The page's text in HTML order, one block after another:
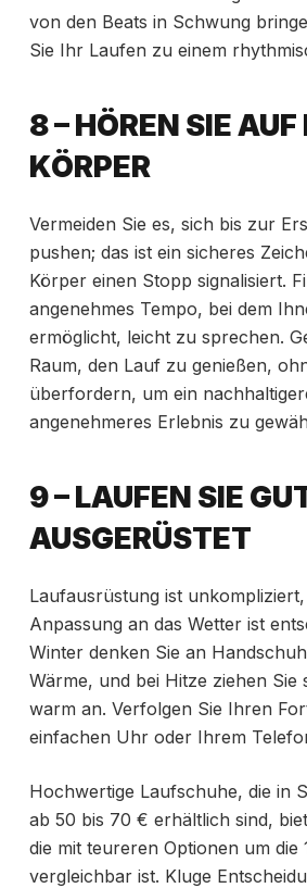
von den Beats in Schwung
Sie Ihr Laufen zu einem
8 – HÖREN SIE AUF
KÖRPER
Vermeiden Sie es, sich bis zur
pushen; das ist ein sicheres
Körper einen Stopp signalisiert.
angenehmes Tempo, bei dem
ermöglicht, leicht zu sprechen.
Raum, den Lauf zu genießen,
überfordern, um ein
angenehmeres Erlebnis zu
9 – LAUFEN SIE
AUSGERÜSTET
Laufausrüstung ist
Anpassung an das Wetter ist
Winter denken Sie an
Wärme, und bei Hitze ziehen Sie
warm an. Verfolgen Sie Ihren
einfachen Uhr oder Ihrem
Hochwertige Laufschuhe, die in
ab 50 bis 70 € erhältlich sind,
die mit teureren Optionen um die
vergleichbar ist. Kluge